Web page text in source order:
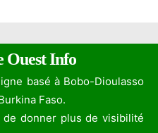
Ouest Info
basé à Bobo-Dioulasso
Faso.
donner plus de visibilité